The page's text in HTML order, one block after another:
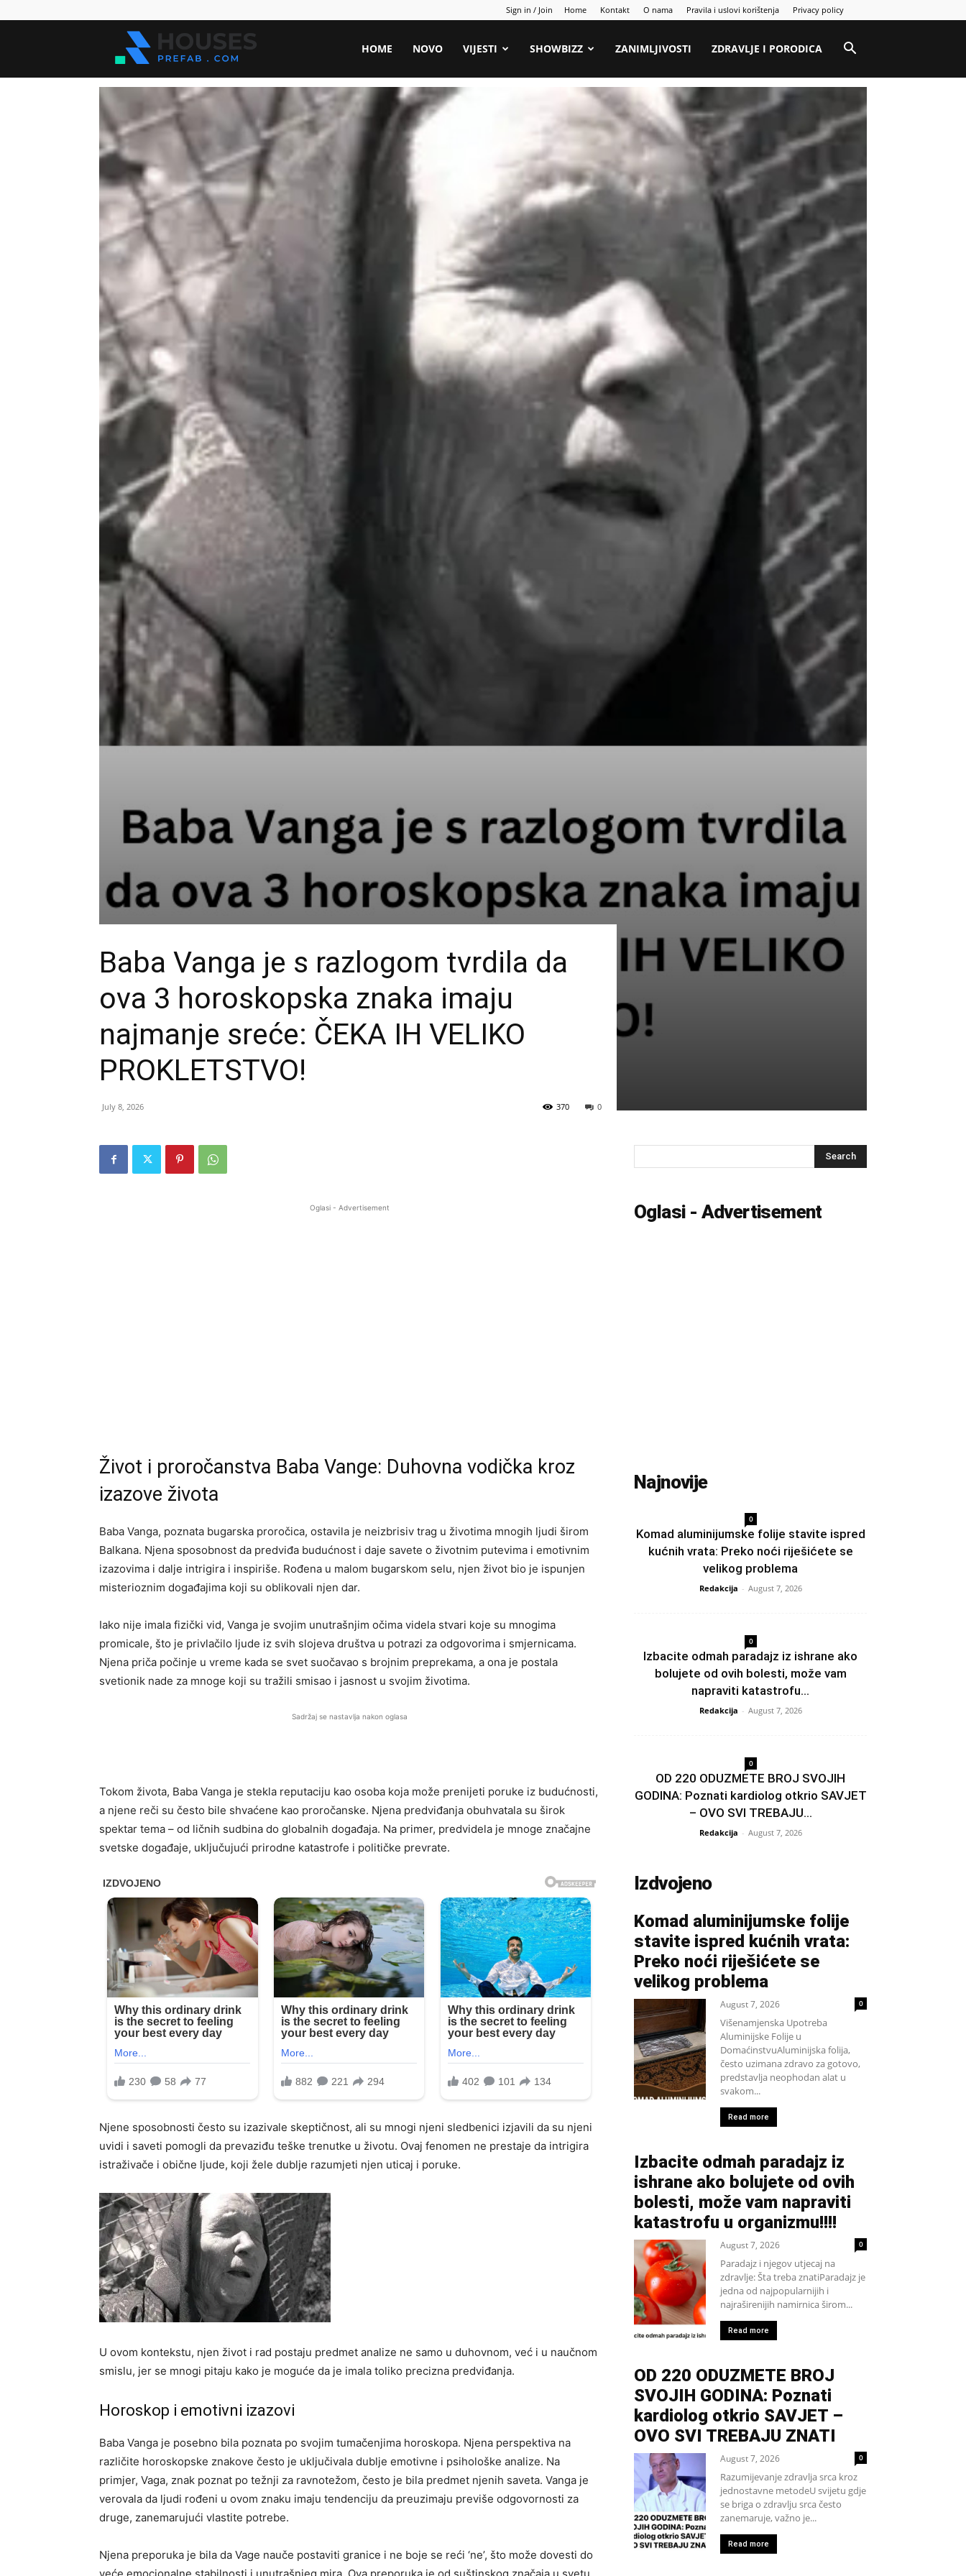
Sign in / Join Home Kontakt O nama Pravila i uslovi korištenja Privacy policy
sve
HOME NOVO VIJESTI SHOWBIZZ ZANIMLJIVOSTI ZDRAVLJE I PORODICA
Baba Vanga je s razlogom tvrdila da
ova 3 horoskopska znaka imaju
najmanje sreće: ČEKA IH VELIKO
PROKLETSTVO!
July 8, 2026 0
370
Oglasi - Advertisement
Život i proročanstva Baba Vange: Duhovna vodička kroz
izazove života
Baba Vanga, poznata bugarska proročica, ostavila je neizbrisiv trag u životima mnogih ljudi širom
Balkana. Njena sposobnost da predviđa budućnost i daje savete o životnim putevima i emotivnim
izazovima i dalje intrigira i inspiriše. Rođena u malom bugarskom selu, njen život bio je ispunjen
misterioznim događajima koji su oblikovali njen dar.
Iako nije imala fizički vid, Vanga je svojim unutrašnjim očima videla stvari koje su mnogima
promicale, što je privlačilo ljude iz svih slojeva društva u potrazi za odgovorima i smjernicama.
Njena priča počinje u vreme kada se svet suočavao s brojnim preprekama, a ona je postala
svetionik nade za mnoge koji su tražili smisao i jasnost u svojim životima.
Sadržaj se nastavlja nakon oglasa
Tokom života, Baba Vanga je stekla reputaciju kao osoba koja može prenijeti poruke iz budućnosti,
a njene reči su često bile shvaćene kao proročanske. Njena predviđanja obuhvatala su širok
spektar tema – od ličnih sudbina do globalnih događaja. Na primer, predvidela je mnoge značajne
svetske događaje, uključujući prirodne katastrofe i političke prevrate.
Njene sposobnosti često su izazivale skeptičnost, ali su mnogi njeni sledbenici izjavili da su njeni
uvidi i saveti pomogli da prevaziđu teške trenutke u životu. Ovaj fenomen ne prestaje da intrigira
istraživače i obične ljude, koji žele dublje razumjeti njen uticaj i poruke.
U ovom kontekstu, njen život i rad postaju predmet analize ne samo u duhovnom, već i u naučnom
smislu, jer se mnogi pitaju kako je moguće da je imala toliko precizna predviđanja.
Horoskop i emotivni izazovi
Baba Vanga je posebno bila poznata po svojim tumačenjima horoskopa. Njena perspektiva na
različite horoskopske znakove često je uključivala dublje emotivne i psihološke analize. Na
primjer, Vaga, znak poznat po težnji za ravnotežom, često je bila predmet njenih saveta. Vanga je
verovala da ljudi rođeni u ovom znaku imaju tendenciju da preuzimaju previše odgovornosti za
druge, zanemarujući vlastite potrebe.
Njena preporuka je bila da Vage nauče postaviti granice i ne boje se reći ‘ne’, što može dovesti do
Oglasi - Advertisement
Najnovije
0
Komad aluminijumske folije stavite ispred
kućnih vrata: Preko noći riješićete se
velikog problema
Redakcija - August 7, 2026
0
Izbacite odmah paradajz iz ishrane ako
bolujete od ovih bolesti, može vam
napraviti katastrofu...
Redakcija - August 7, 2026
0
OD 220 ODUZMETE BROJ SVOJIH
GODINA: Poznati kardiolog otkrio SAVJET
– OVO SVI TREBAJU...
Redakcija - August 7, 2026
Izdvojeno
Komad aluminijumske folije
stavite ispred kućnih vrata:
Preko noći riješićete se
velikog problema
August 7, 2026 0
Višenamjenska Upotreba
Aluminijske Folije u
DomaćinstvuAluminijska folija,
često uzimana zdravo za gotovo,
predstavlja neophodan alat u
svakom...
Read more
Izbacite odmah paradajz iz
ishrane ako bolujete od ovih
bolesti, može vam napraviti
katastrofu u organizmu!!!!
August 7, 2026 0
Paradajz i njegov utjecaj na
zdravlje: Šta treba znatiParadajz je
jedna od najpopularnijih i
najraširenijih namirnica širom...
Read more
OD 220 ODUZMETE BROJ
SVOJIH GODINA: Poznati
kardiolog otkrio SAVJET –
OVO SVI TREBAJU ZNATI
August 7, 2026 0
Razumijevanje zdravlja srca kroz
jednostavne metodeU svijetu gdje
se briga o zdravlju srca često
zanemaruje, važno je...
Read more